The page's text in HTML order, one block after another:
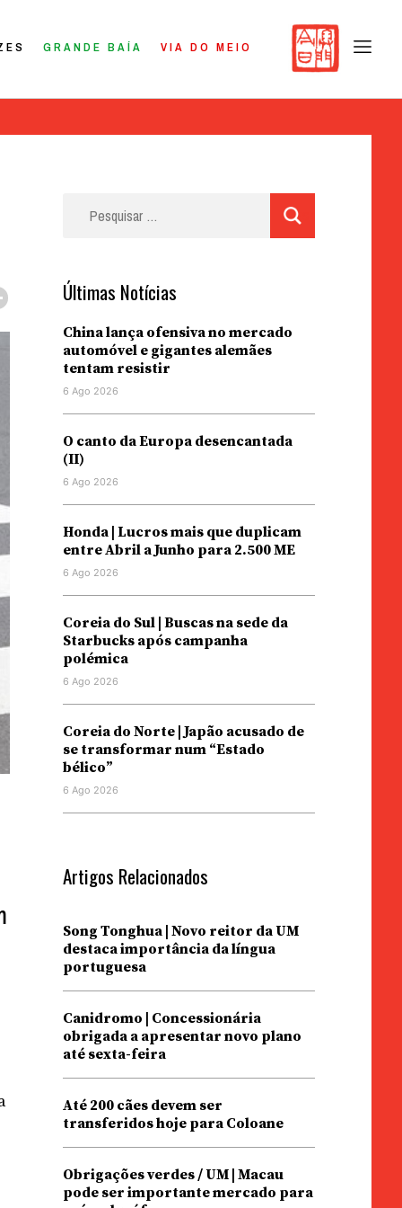
GRANDE BAÍA VIA DO MEIO
Últimas Notícias
China lança ofensiva no mercado
automóvel e gigantes alemães
tentam resistir
6 Ago 2026
O canto da Europa desencantada
(II)
6 Ago 2026
Honda | Lucros mais que duplicam
entre Abril a Junho para 2.500 ME
6 Ago 2026
Coreia do Sul | Buscas na sede da
Starbucks após campanha
polémica
6 Ago 2026
Coreia do Norte | Japão acusado de
se transformar num “Estado
bélico”
6 Ago 2026
Artigos Relacionados
Song Tonghua | Novo reitor da UM
destaca importância da língua
portuguesa
Canidromo | Concessionária
obrigada a apresentar novo plano
até sexta-feira
Até 200 cães devem ser
transferidos hoje para Coloane
Obrigações verdes / UM | Macau
pode ser importante mercado para